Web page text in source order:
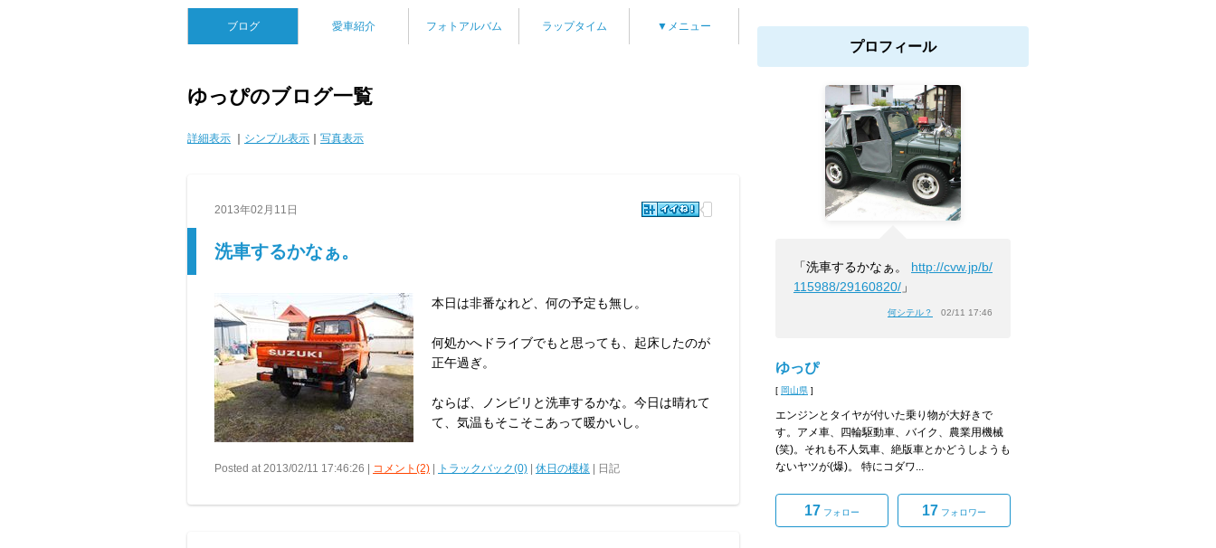
ブログ 愛車紹介 フォトアルバム ラップタイム ▼メニュー
ゆっぴのブログ一覧
詳細表示 シンプル表示 写真表示
2013年02月11日
洗車するかなぁ。
本日は非番なれど、何の予定も無し。
何処かへドライブでもと思っても、起床したのが
正午過ぎ。
ならば、ノンビリと洗車するかな。今日は晴れて
て、気温もそこそこあって暖かいし。
Posted at 2013/02/11 17:46:26 | コメント(2) トラックバック(0) 休日の模様 | 日記
プロフィール
「洗車するかなぁ。 http://cvw.jp/b/
115988/29160820/ 」
何シテル？ 02/11 17:46
ゆっぴ
[ 岡山県 ]
エンジンとタイヤが付いた乗り物が大好きで
す。アメ車、四輪駆動車、バイク、農業用機械
(笑)。それも不人気車、絶版車とかどうしようも
ないヤツが(爆)。 特にコダワ...
17 フォロー 17 フォロワー